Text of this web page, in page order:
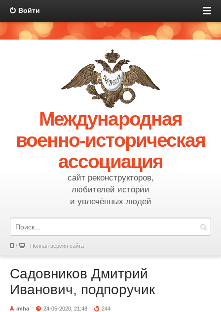
Войти
Международная
военно-историческая
ассоциация
сайт реконструкторов,
любителей истории
и увлечённых людей
Полная версия сайта
Садовников Дмитрий
Иванович, подпоручик
imha 24-05-2020, 21:48 244